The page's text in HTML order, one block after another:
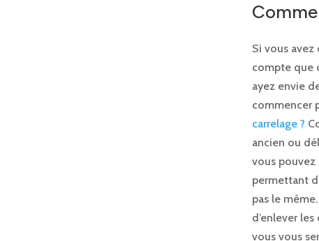
Si vous
compte que
ayez envie
commencer
carrelage ?
ancien ou
vous
permettant
pas le
d’enlever
vous vous